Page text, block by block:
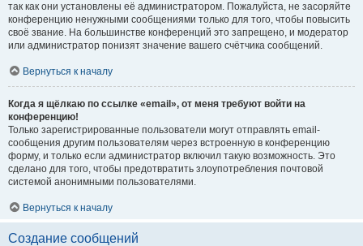
так как они установлены её администратором. Пожалуйста, не засоряйте
конференцию ненужными сообщениями только для того, чтобы повысить
своё звание. На большинстве конференций это запрещено, и модератор
или администратор понизят значение вашего счётчика сообщений.
Вернуться к началу
Когда я щёлкаю по ссылке «email», от меня требуют войти на
конференцию!
Только зарегистрированные пользователи могут отправлять email-
сообщения другим пользователям через встроенную в конференцию
форму, и только если администратор включил такую возможность. Это
сделано для того, чтобы предотвратить злоупотребления почтовой
системой анонимными пользователями.
Вернуться к началу
Создание сообщений